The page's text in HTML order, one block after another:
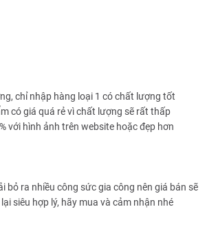
chỉ nhập hàng loại 1 có chất lượng tốt
có giá quá rẻ vì chất lượng sẽ rất thấp
với hình ảnh trên website hoặc đẹp hơn
ra nhiều công sức gia công nên giá bán sẽ
siêu hợp lý, hãy mua và cảm nhận nhé